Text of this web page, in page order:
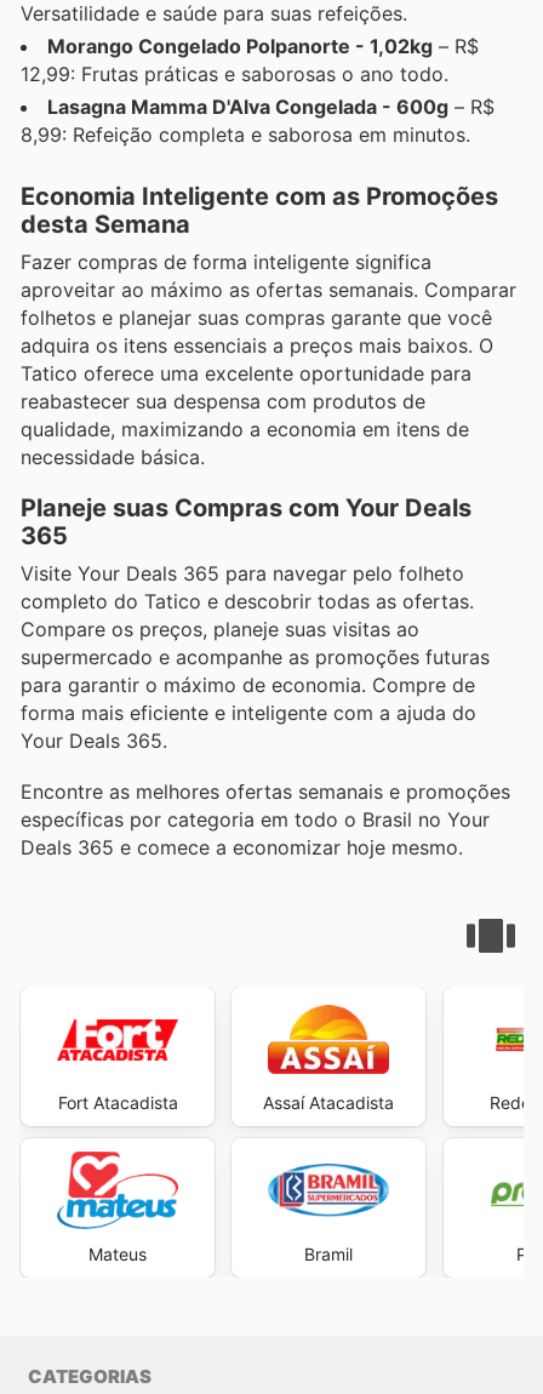
Versatilidade e saúde para suas refeições.
Morango Congelado Polpanorte - 1,02kg – R$
12,99: Frutas práticas e saborosas o ano todo.
Lasagna Mamma D'Alva Congelada - 600g – R$
8,99: Refeição completa e saborosa em minutos.
Economia Inteligente com as Promoções
desta Semana
Fazer compras de forma inteligente significa
aproveitar ao máximo as ofertas semanais. Comparar
folhetos e planejar suas compras garante que você
adquira os itens essenciais a preços mais baixos. O
Tatico oferece uma excelente oportunidade para
reabastecer sua despensa com produtos de
qualidade, maximizando a economia em itens de
necessidade básica.
Planeje suas Compras com Your Deals
365
Visite Your Deals 365 para navegar pelo folheto
completo do Tatico e descobrir todas as ofertas.
Compare os preços, planeje suas visitas ao
supermercado e acompanhe as promoções futuras
para garantir o máximo de economia. Compre de
forma mais eficiente e inteligente com a ajuda do
Your Deals 365.
Encontre as melhores ofertas semanais e promoções
específicas por categoria em todo o Brasil no Your
Deals 365 e comece a economizar hoje mesmo.
Fort Atacadista
Mateus
Assaí Atacadista
Bramil
Rede
CATEGORIAS